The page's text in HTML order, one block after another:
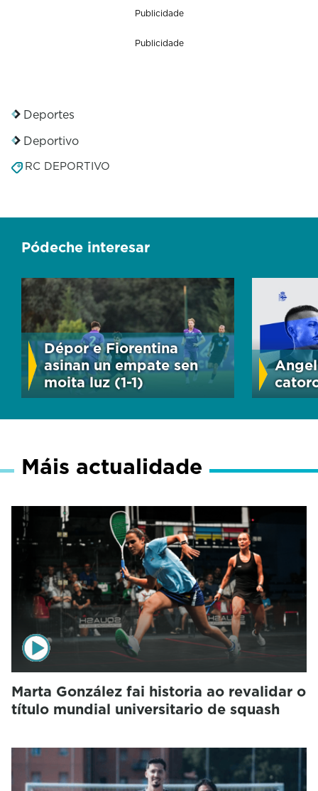
Publicidade
Publicidade
Deportes
Deportivo
RC DEPORTIVO
Pódeche interesar
Dépor e Fiorentina
asinan un empate sen
moita luz (1-1)
Máis actualidade
Marta González fai historia ao revalidar o
título mundial universitario de squash